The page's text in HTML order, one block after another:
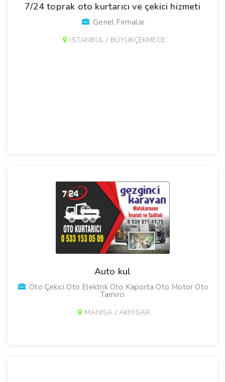
7/24 toprak oto kurtarıcı ve çekici hizmeti
Genel Firmalar
İSTANBUL / BÜYÜKÇEKMECE
Auto kul
Oto Çekici Oto Elektrik Oto Kaporta Oto Motor Oto
Tamirci
MANİSA / AKHİSAR